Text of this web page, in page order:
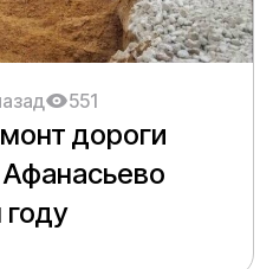
551
дороги
году